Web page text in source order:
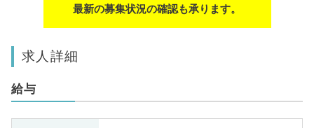
最新の募集状況の確認も承ります。
求人詳細
給与